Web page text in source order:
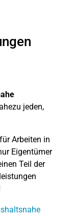
jeden,
Arbeiten in
Eigentümer
Teil der